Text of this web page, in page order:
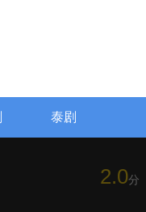
泰剧
2.0分